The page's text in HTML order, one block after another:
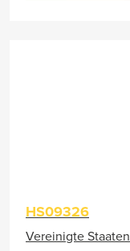
HS09326
Vereinigte Staaten